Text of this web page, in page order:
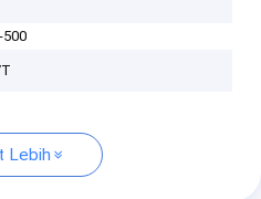
500
Lebih